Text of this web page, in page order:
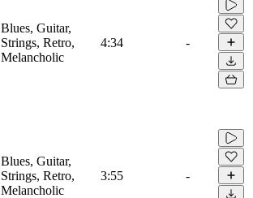
Blues, Guitar,
Strings, Retro,
Melancholic
4:34 -
Blues, Guitar,
Strings, Retro,
Melancholic
3:55 -